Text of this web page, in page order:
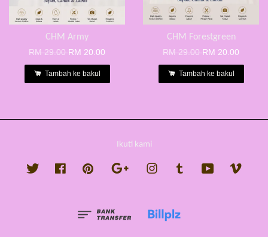
CHM Army
RM 29.00RM 20.00
Tambah ke bakul
CHM Forestgreen
RM 29.00RM 20.00
Tambah ke bakul
Ikuti kami
Twitter FacebookPinterest Google InstagramTumblr YouTube